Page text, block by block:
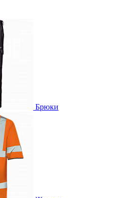
Брюки